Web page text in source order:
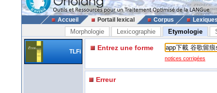
Accueil Portail lexical Corpus
Morphologie Lexicographie Etymologie
TLFi Entrez une forme
notices corrigées
Erreur